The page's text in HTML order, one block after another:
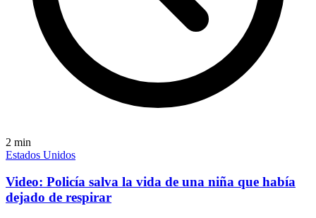
2 min
Estados Unidos
Video: Policía salva la vida de una niña que había
dejado de respirar